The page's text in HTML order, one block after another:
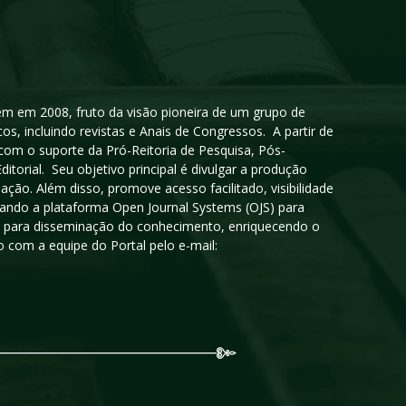
em 2008, fruto da visão pioneira de um grupo de
incluindo revistas e Anais de Congressos. A partir de
o suporte da Pró-Reitoria de Pesquisa, Pós-
Seu objetivo principal é divulgar a produção
Além disso, promove acesso facilitado, visibilidade
a plataforma Open Journal Systems (OJS) para
disseminação do conhecimento, enriquecendo o
a equipe do Portal pelo e-mail: